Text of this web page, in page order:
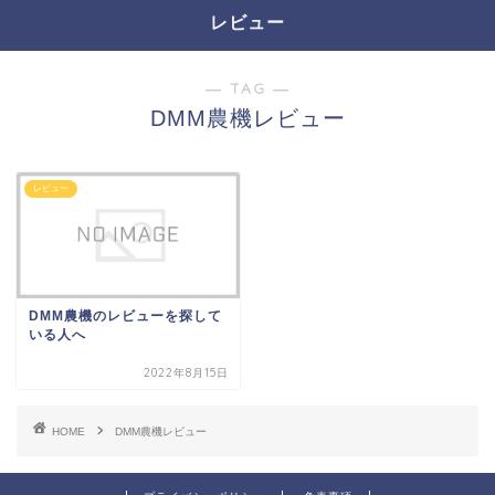
レビュー
― TAG ―
DMM農機レビュー
レビュー
DMM農機のレビューを探して
いる人へ
2022年8月15日
HOME DMM農機レビュー